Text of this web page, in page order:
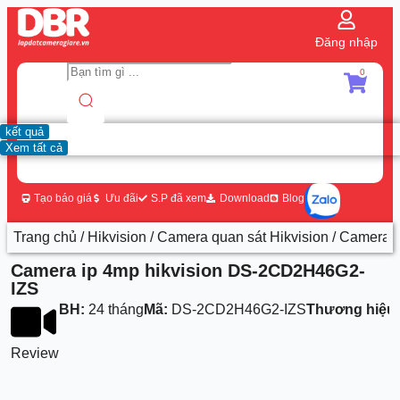
Đăng nhập
kết quả
Xem tất cả
0
Tạo báo giá Ưu đãi S.P đã xem Download Blog
Trang chủ / Hikvision /Camera quan sát Hikvision / Camera
Camera ip 4mp hikvision DS-2CD2H46G2-
IZS
Review
BH: 24 tháng Mã: DS-2CD2H46G2-IZSThương hiệu: